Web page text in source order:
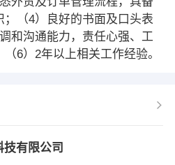
（4）良好的书面及口头表
和沟通能力，责任心强、工
6）2年以上相关工作经验。
有限公司